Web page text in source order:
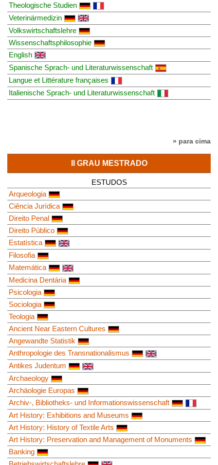
Theologische Studien
Veterinärmedizin
Volkswirtschaftslehre
Wissenschaftsphilosophie
English
Spanische Sprach- und Literaturwissenschaft
Langue et Littérature françaises
Italienische Sprach- und Literaturwissenschaft
» para cima
II GRAU MESTRADO
ESTUDOS
Arqueologia
Ciência Jurídica
Direito Penal
Direito Público
Estatística
Filosofia
Matemática
Medicina Dentária
Psicologia
Sociologia
Teologia
Ancient Near Eastern Cultures
Angewandte Statistik
Anthropologie des Transnationalismus
Antikes Judentum
Archaeology
Archäologie Europas
Archiv-, Bibliotheks- und Informationswissenschaft
Art History: Exhibitions and Museums
Art History: History of Textile Arts
Art History: Preservation and Management of Monuments
Banking